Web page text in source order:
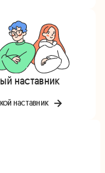
наставник
наставник